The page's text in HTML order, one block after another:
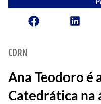
CDRN
Ana Teodoro é
Catedrática na